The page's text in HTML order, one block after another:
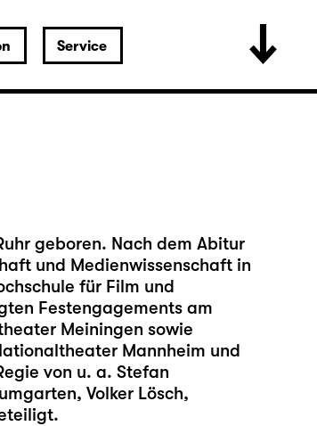
Service
geboren. Nach dem Abitur
und Medienwissenschaft in
für Film und
Festengagements am
Meiningen sowie
Mannheim und
von u. a. Stefan
Volker Lösch,